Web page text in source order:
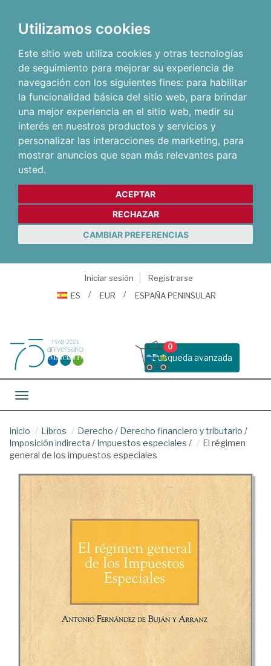
Utilizamos cookies
Este sitio web utiliza cookies y otras tecnologías
de seguimiento para mejorar su experiencia de
navegación con los siguientes fines: para habilitar
la funcionalidad básica del sitio web, para brindar
una mejor experiencia en el sitio web, medir su
interés en nuestros productos y servicios y
personalizar las interacciones de marketing, para
mostrar anuncios que sean más relevantes para
usted.
ACEPTAR
RECHAZAR
CAMBIAR PREFERENCIAS
Iniciar sesión
Registrarse
ES
EUR ESPAÑA PENINSULAR
Busqueda avanzada
0
Toggle navigation
Inicio Libros Derecho / Derecho financiero y tributario /
Imposición indirecta / Impuestos especiales /
El régimen
general de los impuestos especiales